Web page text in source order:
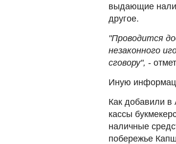
выдающие
другое.
"Проводится
незаконного
сговору", -
Иную
Как добавили в
кассы
наличные
побережье